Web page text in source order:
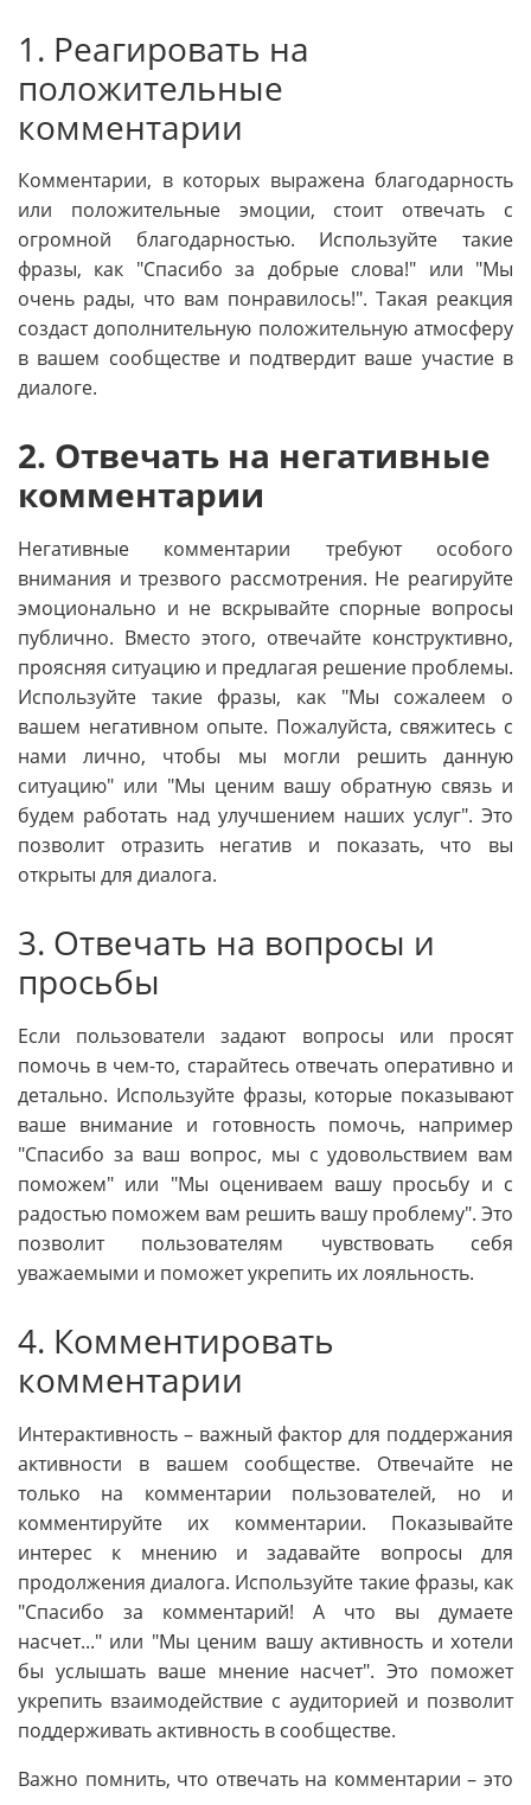
1. Реагировать на
положительные
комментарии
Комментарии, в которых выражена благодарность
или положительные эмоции, стоит отвечать с
огромной благодарностью. Используйте такие
фразы, как "Спасибо за добрые слова!" или "Мы
очень рады, что вам понравилось!". Такая реакция
создаст дополнительную положительную атмосферу
в вашем сообществе и подтвердит ваше участие в
диалоге.
2. Отвечать на негативные
комментарии
Негативные комментарии требуют особого
внимания и трезвого рассмотрения. Не реагируйте
эмоционально и не вскрывайте спорные вопросы
публично. Вместо этого, отвечайте конструктивно,
проясняя ситуацию и предлагая решение проблемы.
Используйте такие фразы, как "Мы сожалеем о
вашем негативном опыте. Пожалуйста, свяжитесь с
нами лично, чтобы мы могли решить данную
ситуацию" или "Мы ценим вашу обратную связь и
будем работать над улучшением наших услуг". Это
позволит отразить негатив и показать, что вы
открыты для диалога.
3. Отвечать на вопросы и
просьбы
Если пользователи задают вопросы или просят
помочь в чем-то, старайтесь отвечать оперативно и
детально. Используйте фразы, которые показывают
ваше внимание и готовность помочь, например
"Спасибо за ваш вопрос, мы с удовольствием вам
поможем" или "Мы оцениваем вашу просьбу и с
радостью поможем вам решить вашу проблему". Это
позволит пользователям чувствовать себя
уважаемыми и поможет укрепить их лояльность.
4. Комментировать
комментарии
Интерактивность – важный фактор для поддержания
активности в вашем сообществе. Отвечайте не
только на комментарии пользователей, но и
комментируйте их комментарии. Показывайте
интерес к мнению и задавайте вопросы для
продолжения диалога. Используйте такие фразы, как
"Спасибо за комментарий! А что вы думаете
насчет..." или "Мы ценим вашу активность и хотели
бы услышать ваше мнение насчет". Это поможет
укрепить взаимодействие с аудиторией и позволит
поддерживать активность в сообществе.
Важно помнить, что отвечать на комментарии – это